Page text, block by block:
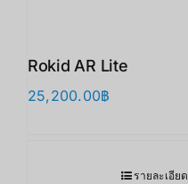
Rokid AR Lite
25,200.00฿
รายละเอียด